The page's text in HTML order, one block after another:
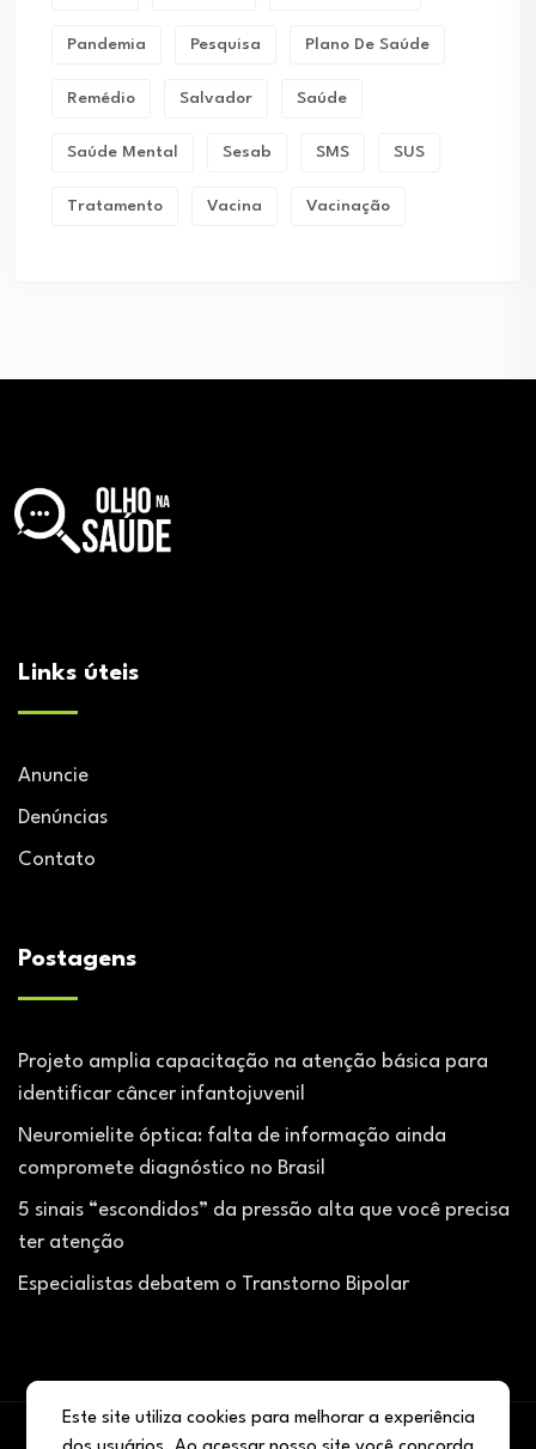
Pandemia Pesquisa Plano De Saúde
Remédio Salvador Saúde
Saúde Mental Sesab SMS SUS
Tratamento Vacina Vacinação
Links úteis
Anuncie
Denúncias
Contato
Postagens
Projeto amplia capacitação na atenção básica para
identificar câncer infantojuvenil
Neuromielite óptica: falta de informação ainda
compromete diagnóstico no Brasil
5 sinais “escondidos” da pressão alta que você precisa
ter atenção
Especialistas debatem o Transtorno Bipolar
Este site utiliza cookies para melhorar a experiência